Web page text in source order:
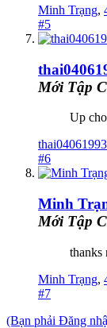
Minh Trạng,
#5
Mới Tập
Up
thai04061993
#6
Minh
Mới Tập
thanks
Minh Trạng,
#7
(Bạn phải Đăng